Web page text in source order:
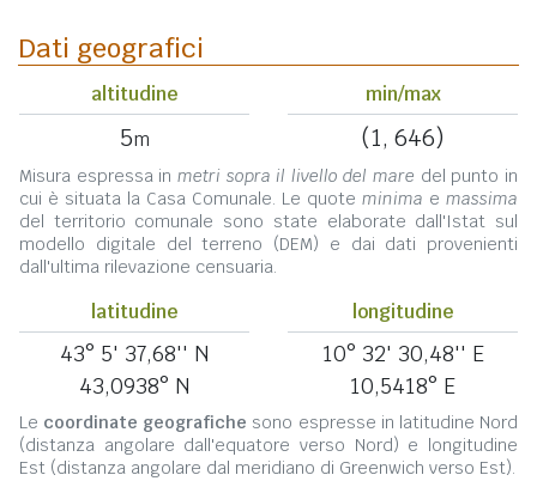
Dati geografici
altitudine
5m
min/max
(1, 646)
Misura espressa in metri sopra il livello del mare del punto in
cui è situata la Casa Comunale. Le quote minima e massima
del territorio comunale sono state elaborate dall'Istat sul
modello digitale del terreno (DEM) e dai dati provenienti
dall'ultima rilevazione censuaria.
latitudine
43° 5' 37,68'' N
43,0938° N
longitudine
10° 32' 30,48'' E
10,5418° E
Le coordinate geografiche sono espresse in latitudine Nord
(distanza angolare dall'equatore verso Nord) e longitudine
Est (distanza angolare dal meridiano di Greenwich verso Est).